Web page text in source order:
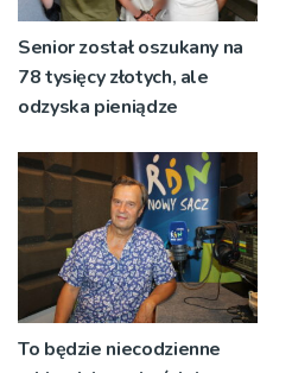
Senior został oszukany na
78 tysięcy złotych, ale
odzyska pieniądze
To będzie niecodzienne